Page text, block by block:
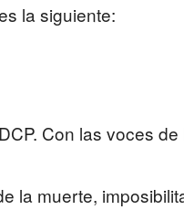
la siguiente:
Con las voces
la muerte,